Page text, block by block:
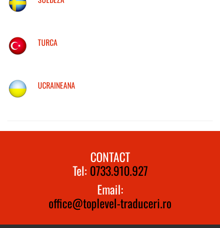
TURCA
UCRAINEANA
CONTACT
Tel: 0733.910.927
Email:
office@toplevel-traduceri.ro